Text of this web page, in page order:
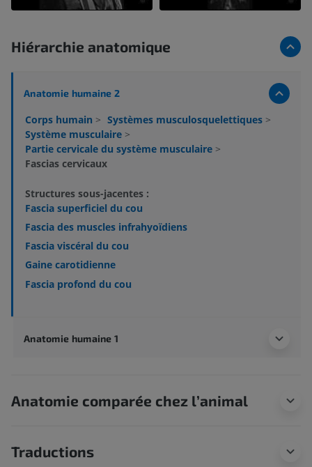
Hiérarchie anatomique
Anatomie humaine 2
Corps humain > Systèmes musculosquelettiques >
Système musculaire >
Partie cervicale du système musculaire >
Fascias cervicaux
Structures sous-jacentes :
Fascia superficiel du cou
Fascia des muscles infrahyoïdiens
Fascia viscéral du cou
Gaine carotidienne
Fascia profond du cou
Anatomie humaine 1
Anatomie comparée chez l’animal
Traductions